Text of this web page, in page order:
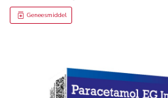
Geneesmiddel